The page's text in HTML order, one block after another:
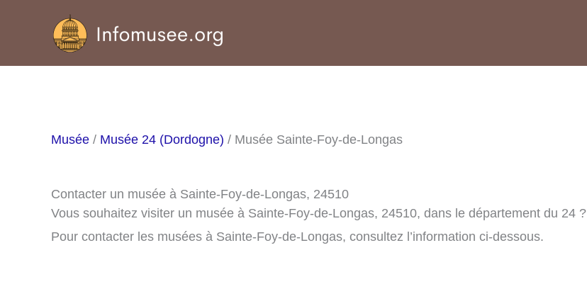
Musée / Musée 24 (Dordogne) / Musée Sainte-Foy-de-Longas
Contacter un musée à Sainte-Foy-de-Longas, 24510
Vous souhaitez visiter un musée à Sainte-Foy-de-Longas, 24510, dans le département du 24 ?
Pour contacter les musées à Sainte-Foy-de-Longas, consultez l’information ci-dessous.